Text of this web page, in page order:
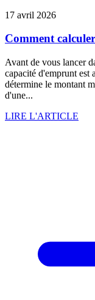
17 avril 2026
Comment
Avant de vous lancer
capacité d'emprunt est
détermine le montant
d'une...
LIRE L'ARTICLE